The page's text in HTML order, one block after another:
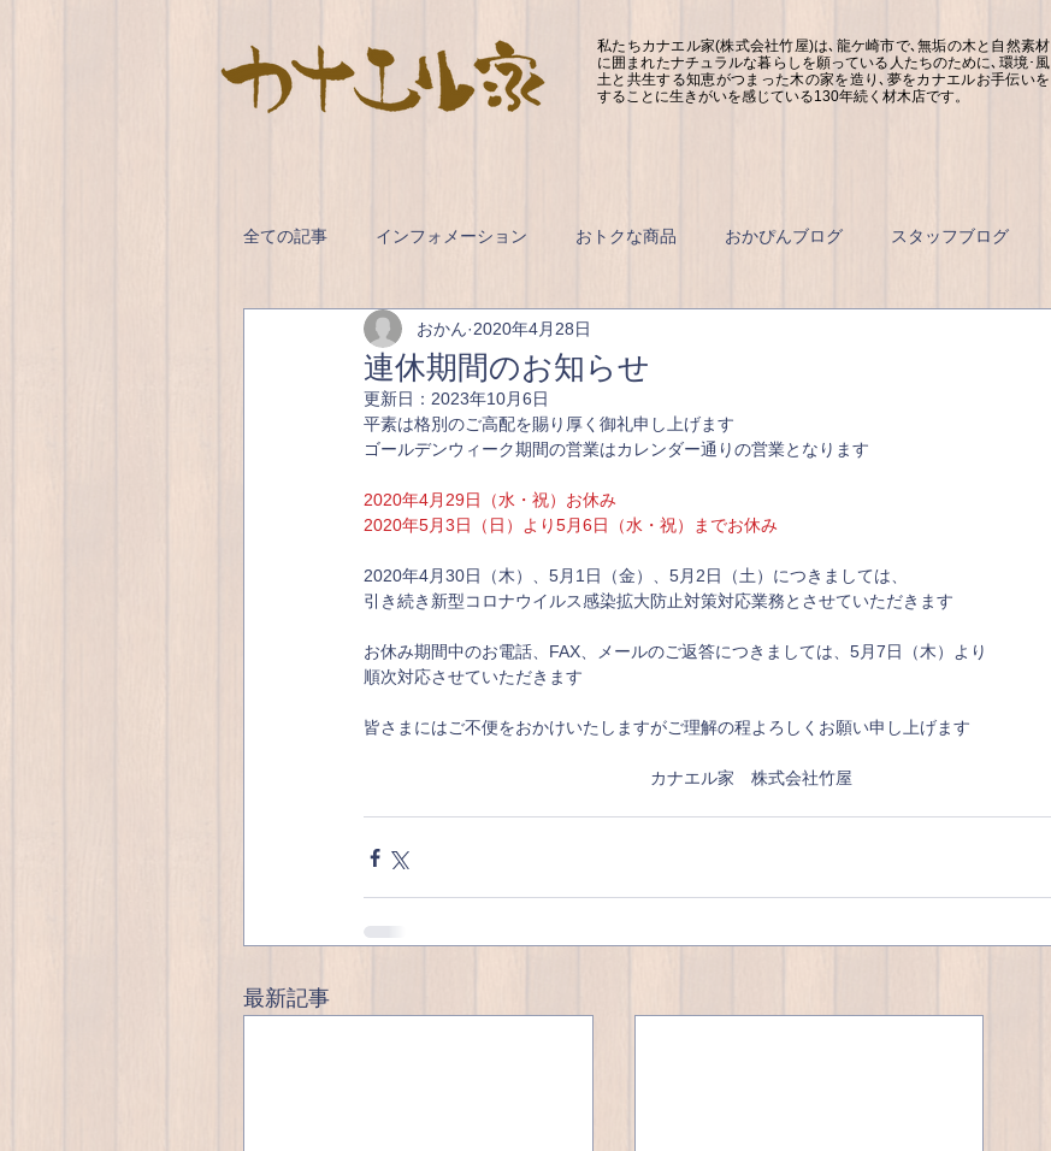
私たちカナエル家(株式会社竹屋)は､龍ケ崎市で､無垢の木と自然素材
に囲まれたナチュラルな暮らしを願っている人たちのために､環境･風
土と共生する知恵がつまった木の家を造り､夢をカナエルお手伝いを
することに生きがいを感じている130年続く材木店です。
全ての記事 インフォメーション おトクな商品 おかぴんブログ スタッフブログ
連休期間のお知らせ
おかん 2020年4月28日
更新日： 2023年10月6日
平素は格別のご高配を賜り厚く御礼申し上げます
ゴールデンウィーク期間の営業はカレンダー通りの営業となります
2020年4月29日（水・祝）お休み
2020年5月3日（日）より5月6日（水・祝）までお休み
2020年4月30日（木）、5月1日（金）、5月2日（土）につきましては、
引き続き新型コロナウイルス感染拡大防止対策対応業務とさせていただきます
お休み期間中のお電話、FAX、メールのご返答につきましては、5月7日（木）より
順次対応させていただきます
皆さまにはご不便をおかけいたしますがご理解の程よろしくお願い申し上げます
カナエル家　株式会社竹屋
最新記事